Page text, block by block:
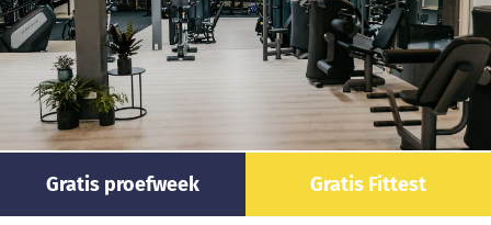
Gratis proefweek Gratis Fittest